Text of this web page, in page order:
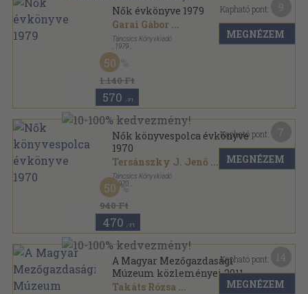
Nők évkönyve 1979
Garai Gábor ...
Táncsics Könyvkiadó
1979
Fűzött kemény papírkötés
Nők évkönyve sorozat
1.140 Ft
50
570 ,-Ft
Kapható pont:
MEGNÉZEM
Nők könyvespolca évkönyve
1970
Tersánszky J. Jenő ...
Táncsics Könyvkiadó
, 1970
Fűzött keménykötés
Nők könyvespolca évkönyve sorozat
940 Ft
50
470 ,-Ft
Kapható pont:
MEGNÉZEM
A Magyar Mezőgazdasági
Múzeum közleményei 2011-
2012
Takáts Rózsa ...
Kapható pont:
MEGNÉZEM